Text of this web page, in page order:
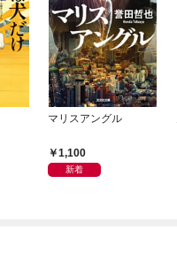
マリスアングル
1,100
新着